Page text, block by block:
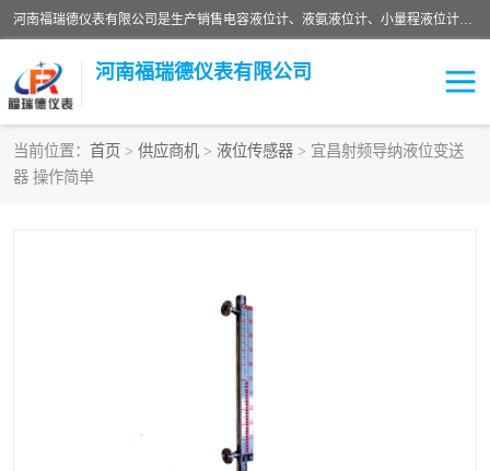
河南福瑞德仪表有限公司是生产销售电容液位计、液氨液位计、小量程液位计定制、智能锅炉水位计、液氮液位计等；并在产品开发、研制的过程中，吸取国内外仪器仪表的技术精华，建立了一支高、精、尖的科研开发队伍，使产品性能不断升级。
河南福瑞德仪表有限公司
当前位置： 首页 > 供应商机 > 液位传感器 > 宜昌射频导纳液位变送
器 操作简单
液位计